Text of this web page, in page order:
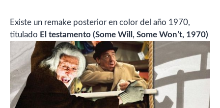
Existe un remake posterior en color del año 1970,
titulado El testamento (Some Will, Some Won’t, 1970)